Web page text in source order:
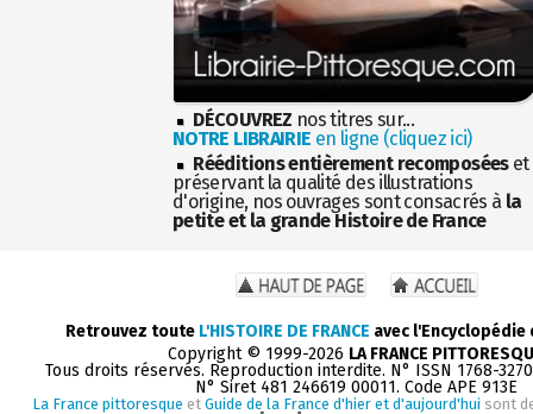
DÉCOUVREZ nos titres sur...
NOTRE LIBRAIRIE en ligne (cliquez ici)
Rééditions entièrement recomposéeset
préservant la qualité des illustrations
d'origine, nos ouvrages sont consacrés à la
petite et la grande Histoire de France
Retrouvez toute L'HISTOIRE DE FRANCE avec
Copyright © 1999-2026 LA FRANCE
Tous droits réservés. Reproduction interdite. N° ISSN 1768-
N° Siret 481 246619 00011. Code APE 913E
La France pittoresque et Guide de la France d'hier et d'aujourd'hui sont